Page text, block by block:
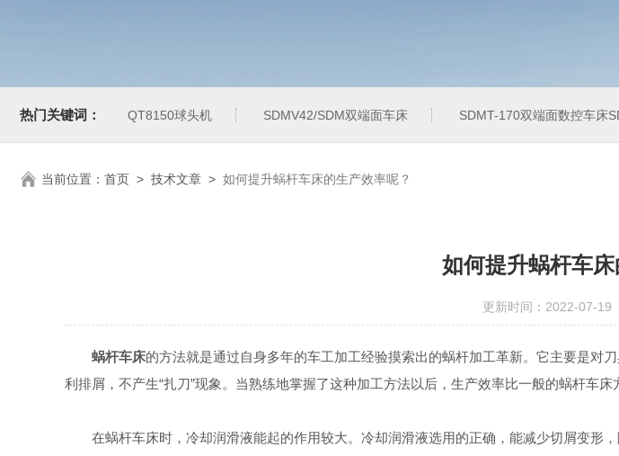
热门关键词： QT8150球头机 SDMV42/SDM双端面车床 SDMT-170双端面数控车床
当前位置： 首页 > 技术文章 > 如何提升蜗杆车床的生产效率呢？
如何提升蜗杆车
更新时间：2022-07-
蜗杆车床的方法就是通过自身多年的车工加工经验摸索出的蜗杆加工革新。它主要是对
利排屑，不产生“扎刀”现象。当熟练地掌握了这种加工方法以后，生产效率比一般的蜗杆车床
在蜗杆车床时，冷却润滑液能起的作用较大。冷却润滑液选用的正确，能减少切屑变形